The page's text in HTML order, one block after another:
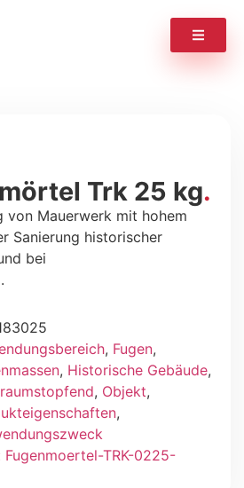
Trk 25 kg
von Mauerwerk mit hohem
Sanierung historischer
bei
, Fugen,
, Historische Gebäude,
, Objekt,
,
Fugenmoertel-TRK-0225-